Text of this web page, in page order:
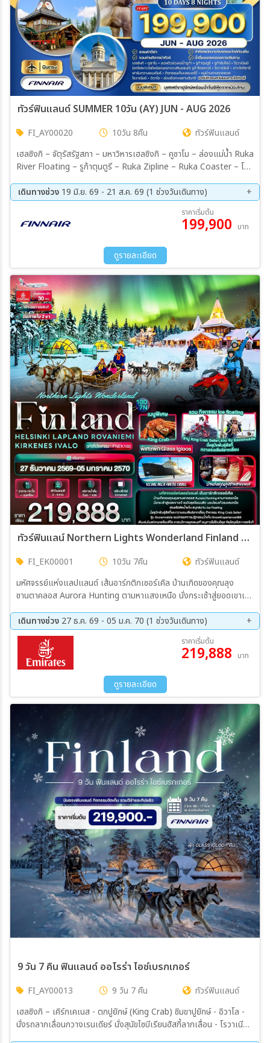
ทัวร์ฟินแลนด์ SUMMER 10วัน (AY) JUN - AUG 2026
FI_AY00020 10วัน 8คืน
ทัวร์ฟินแลนด์
เฮลซิงกิ – จัตุรัสรัฐสภา – มหาวิหารเฮลซิงกิ – คูซาโม – ล่องแม่น้ำ Ruka
River Floating – รูก้าตุนตูรี – Ruka Zipline – Ruka Coaster – โร
วาโล – ล่องเรือทะเลสาบอินารี – เกาะอุคโค – พิพิธภัณฑ์ซามี ซีดา - อนุ
สาวรีย์ซีบีริอุส – โบสถ์หินเทมเปอเลียวคิโอ – มหาวิหาร Uspenski –
ปราสาทฮาเม – ตลาดริมทะเล เมนูพิเศษ !! ปู Red King Crab
เดินทางช่วง 19 มิ.ย. 69 - 21 ส.ค. 69 (1 ช่วงวันเดินทาง)
ราคาเริ่มต้น
199,900 บาท
ดูรายละเอียด
ทัวร์ฟินแลน์ Northern Lights Wonderland Finland HELSINKI LAPLAND ROVANIEMI KIRKENES IVALO 10วัน 7คืน (EK)
FI_EK00001 10วัน 7คืน
ทัวร์ฟินแลนด์
มหัศจรรย์แห่งแลปแลนด์ เส้นอาร์กติกเซอร์เคิล บ้านเกิดของคุณลุง
ซานตาคลอส Aurora Hunting ตามหาแสงเหนือ นั่งกระเช้าสู่ยอดเขาเสวี
สนุกสนาน ice floating นั่งสุนัขพันธุ์ฮัสกี้และกวางเรนเดียร์ลากเลื่อน
กิจกรรม King Crab Safari ขับ Snowmobile ชมนิทรรศการปฏิกรรมน้ำ
แข็ง SnowExperience36365 เดินเล่นโบสถ์เทมเพลียวคิโอ อาสนวิหา
รอุสเพนสกี อนุสาวรีย์ซิเบลิอุส จัตุรัสวุฒิสภาเฮลซิงกิ
เดินทางช่วง 27 ธ.ค. 69 - 05 ม.ค. 70 (1 ช่วงวันเดินทาง)
27 ธ.ค. 69 - 05 ม.ค. 70 ราคาเริ่มต้น
219,888 บาท
ดูรายละเอียด
9 วัน 7 คืน ฟินแลนด์ ออโรร่า ไอซ์เบรกเกอร์
FI_AY00013 9 วัน 7 คืน
ทัวร์ฟินแลนด์
เฮลซิงกิ – เคิร์กเคเนส - ตกปูยักษ์ (King Crab) ชิมขาปูยักษ์ - อิวาโล -
นั่งรถลากเลื่อนกวางเรนเดียร์ นั่งสุนัขไซบีเรียนฮัสกี้ลากเลื่อน - โรวาเนียมิ